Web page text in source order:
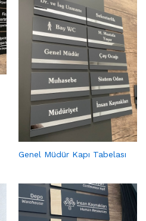
Genel Müdür Kapı Tabelası